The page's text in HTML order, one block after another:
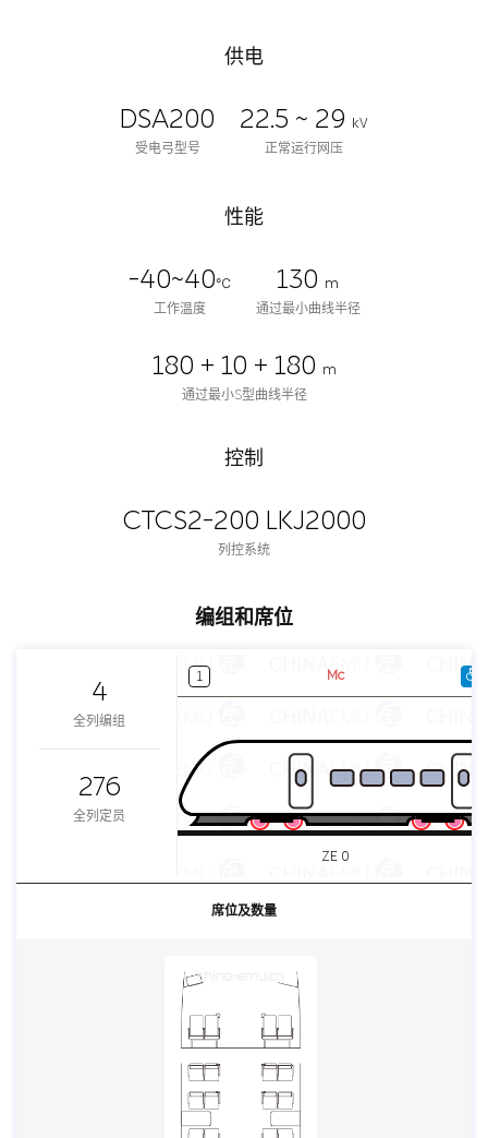
供电
DSA200
受电弓型号
22.5 ~ 29 kV
正常运行网压
性能
-40~40℃
工作温度
130 m
通过最小曲线半径
180 + 10 + 180 m
通过最小S型曲线半径
控制
CTCS2-200 LKJ2000
列控系统
编组和席位
4
全列编组
276
全列定员
1 Mc
ZE 0
席位及数量
china-emu.cn